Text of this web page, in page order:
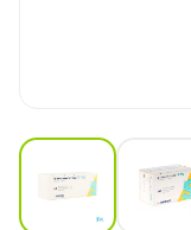
View larger